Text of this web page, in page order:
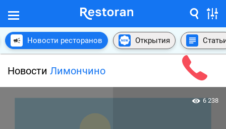
Новости ресторанов Открытия
Новости Лимончино
6 238